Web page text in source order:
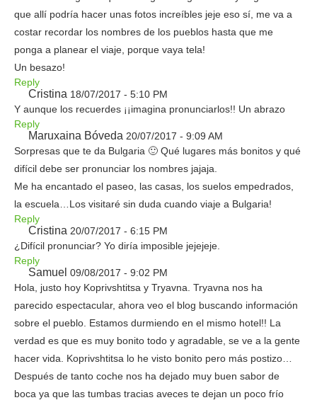
que allí podría hacer unas fotos increíbles jeje eso sí, me va a
costar recordar los nombres de los pueblos hasta que me
ponga a planear el viaje, porque vaya tela!
Un besazo!
Reply
Cristina 18/07/2017 - 5:10 PM
Y aunque los recuerdes ¡¡imagina pronunciarlos!! Un abrazo
Reply
Maruxaina Bóveda 20/07/2017 - 9:09 AM
Sorpresas que te da Bulgaria 🙂 Qué lugares más bonitos y qué
difícil debe ser pronunciar los nombres jajaja.
Me ha encantado el paseo, las casas, los suelos empedrados,
la escuela…Los visitaré sin duda cuando viaje a Bulgaria!
Reply
Cristina 20/07/2017 - 6:15 PM
¿Difícil pronunciar? Yo diría imposible jejejeje.
Reply
Samuel 09/08/2017 - 9:02 PM
Hola, justo hoy Koprivshtitsa y Tryavna. Tryavna nos ha
parecido espectacular, ahora veo el blog buscando información
sobre el pueblo. Estamos durmiendo en el mismo hotel!! La
verdad es que es muy bonito todo y agradable, se ve a la gente
hacer vida. Koprivshtitsa lo he visto bonito pero más postizo…
Después de tanto coche nos ha dejado muy buen sabor de
boca ya que las tumbas tracias aveces te dejan un poco frío